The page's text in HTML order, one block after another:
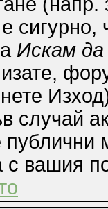
Искам
случай
вашия